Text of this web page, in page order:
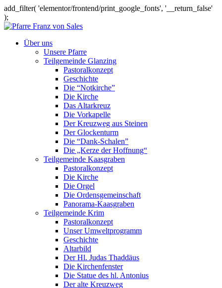
add_filter( 'elementor/frontend/print_google_fonts', '__return_false'
);
Über uns
Unsere Pfarre
Teilgemeinde Glanzing
Pastoralkonzept
Geschichte
Die “Notkirche”
Die Kirche
Das Altarkreuz
Die Vorkapelle
Der Kreuzweg aus Steinen
Der Glockenturm
Die “Dank-Schalen”
Die „Kerze der Hoffnung“
Teilgemeinde Kaasgraben
Pastoralkonzept
Die Kirche
Die Orgel
Die Ordensgemeinschaft
Panorama-Kaasgraben
Teilgemeinde Krim
Pastoralkonzept
Unser Umweltprogramm
Geschichte
Altarbild
Der Hl. Judas Thaddäus
Die Kirchenfenster
Die Statue des hl. Antonius
Der alte Kreuzweg